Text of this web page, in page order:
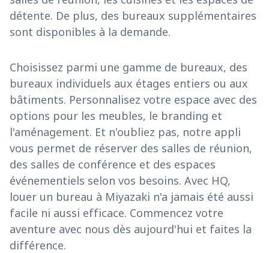
détente. De plus, des bureaux supplémentaires
sont disponibles à la demande.
Choisissez parmi une gamme de bureaux, des
bureaux individuels aux étages entiers ou aux
bâtiments. Personnalisez votre espace avec des
options pour les meubles, le branding et
l'aménagement. Et n'oubliez pas, notre appli
vous permet de réserver des salles de réunion,
des salles de conférence et des espaces
événementiels selon vos besoins. Avec HQ,
louer un bureau à Miyazaki n'a jamais été aussi
facile ni aussi efficace. Commencez votre
aventure avec nous dès aujourd'hui et faites la
différence.